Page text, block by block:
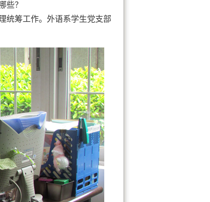
些？
统筹工作。外语系学生党支部